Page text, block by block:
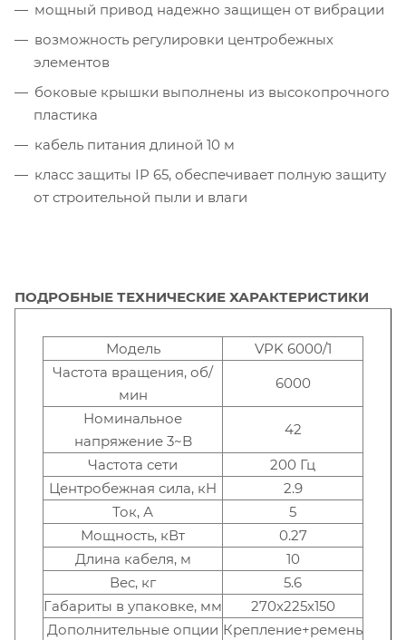
мощный привод надежно защищен от вибрации
возможность регулировки центробежных
элементов
боковые крышки выполнены из высокопрочного
пластика
кабель питания длиной 10 м
класс защиты IP 65, обеспечивает полную защиту
от строительной пыли и влаги
ПОДРОБНЫЕ ТЕХНИЧЕСКИЕ ХАРАКТЕРИСТИКИ
Модель
VPK 6000/1
Частота вращения, об/
мин
6000
Номинальное
напряжение 3~B
42
Частота сети
200 Гц
Центробежная сила, кH
2.9
Ток, А
5
Мощность, кВт
0.27
Длина кабеля, м
10
Вес, кг
5.6
Габариты в упаковке, мм
270х225х150
Дополнительные опции Крепление+ремень